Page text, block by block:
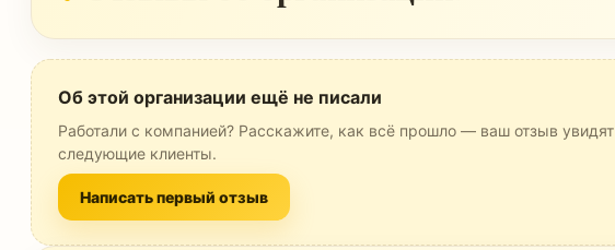
Об этой организации ещё не писали
Работали с компанией? Расскажите, как всё прошло — ваш отзыв увидят
следующие клиенты.
Написать первый отзыв